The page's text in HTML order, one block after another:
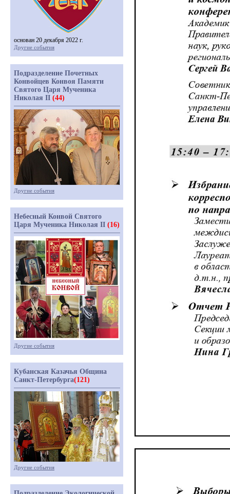
основан 20 декабря 2022 г.
Другие события
Подразделение Почетных
Конвойцев Конвоя Памяти
Святого Царя Мученика
Николая II (44)
Другие события
Небесный Конвой Святого
Царя Мученика Николая II (16)
Другие события
Кубанская Казачья Община
Санкт-Петербурга(121)
Другие события